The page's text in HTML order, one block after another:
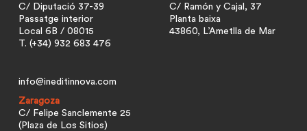
C/ Diputació 37-39
Passatge interior
Local 6B / 08015
T. (+34) 932 683 476
info@ineditinnova.com
C/ Ramón y Cajal, 37
Planta baixa
43860, L’Ametlla de Mar
Zaragoza
C/ Felipe Sanclemente 25
(Plaza de Los Sitios)